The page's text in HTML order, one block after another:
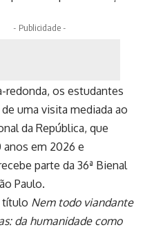
- Publicidade -
redonda, os estudantes
uma visita mediada ao
da República, que
em 2026 e
parte da 36ª Bienal
Paulo.
título Nem todo viandante
da humanidade como